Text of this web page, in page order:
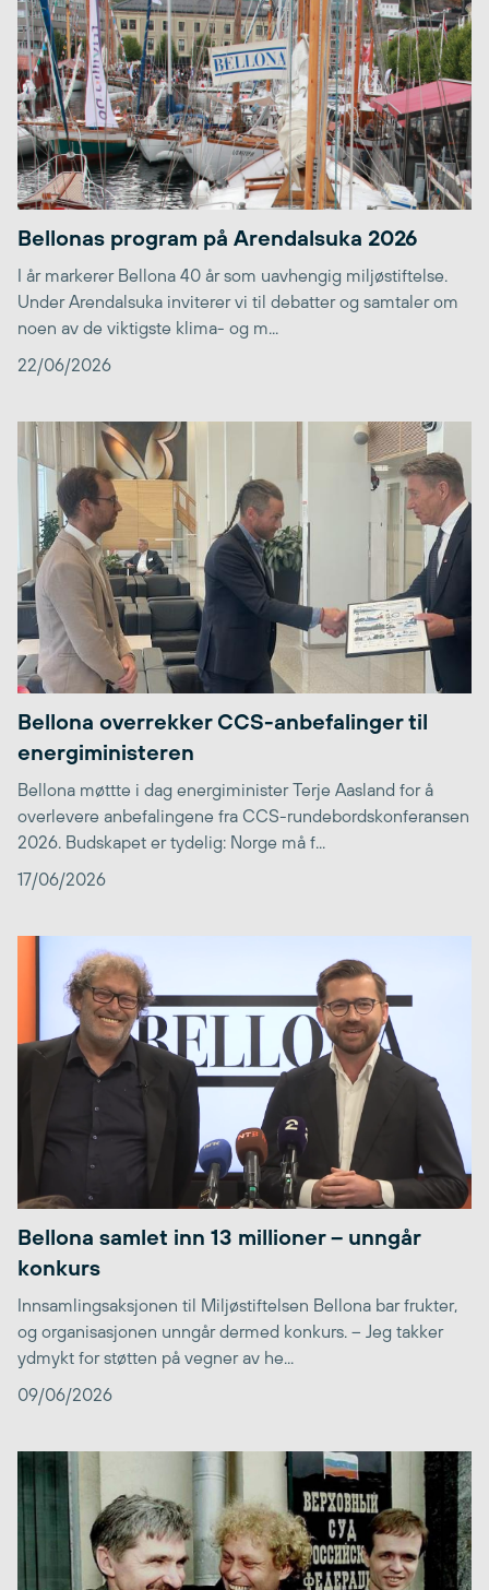
Bellonas program på Arendalsuka 2026
I år markerer Bellona 40 år som uavhengig miljøstiftelse.
Under Arendalsuka inviterer vi til debatter og samtaler om
noen av de viktigste klima- og m...
22/06/2026
Bellona overrekker CCS-anbefalinger til
energiministeren
Bellona møttte i dag energiminister Terje Aasland for å
overlevere anbefalingene fra CCS-rundebordskonferansen
2026. Budskapet er tydelig: Norge må f...
17/06/2026
Bellona samlet inn 13 millioner – unngår
konkurs
Innsamlingsaksjonen til Miljøstiftelsen Bellona bar frukter,
og organisasjonen unngår dermed konkurs. – Jeg takker
ydmykt for støtten på vegner av he...
09/06/2026